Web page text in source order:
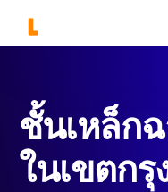
ชั้นเหล็ก
ในเขตก